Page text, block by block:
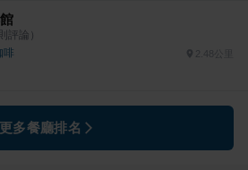
評論）
啡 2.48公里
更多餐廳排名